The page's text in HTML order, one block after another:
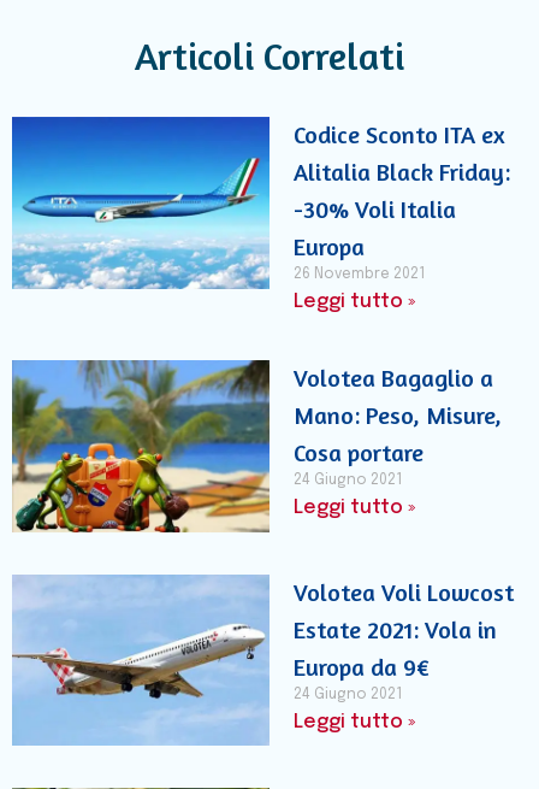
Articoli Correlati
Codice Sconto ITA ex
Alitalia Black Friday:
-30% Voli Italia
Europa
26 Novembre 2021
Leggi tutto »
Volotea Bagaglio a
Mano: Peso, Misure,
Cosa portare
24 Giugno 2021
Leggi tutto »
Volotea Voli Lowcost
Estate 2021: Vola in
Europa da 9€
24 Giugno 2021
Leggi tutto »